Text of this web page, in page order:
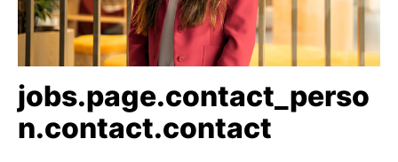
jobs.page.contact_perso
n.contact.contact